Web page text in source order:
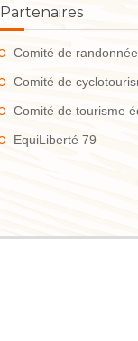
Partenaires
Comité de
Comité de
Comité de tourisme
EquiLiberté 79